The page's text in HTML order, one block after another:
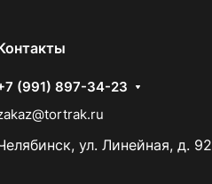
(991) 897-34-23
ул. Линейная, д. 92